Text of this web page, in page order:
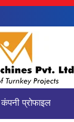
कंपनी प्रोफाइल